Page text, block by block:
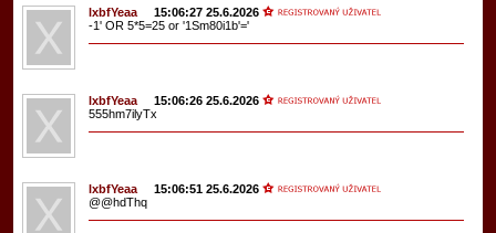
lxbfYeaa
15:06:27 25.6.2026
-1' OR 5*5=25 or '1Sm80i1b'='
lxbfYeaa
15:06:26 25.6.2026
555hm7ilyTx
lxbfYeaa
15:06:51 25.6.2026
@@hdThq